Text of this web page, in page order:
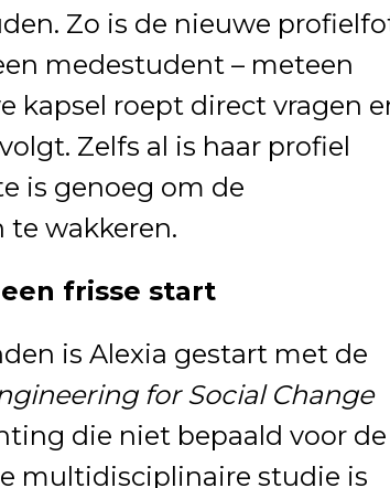
Zo is de nieuwe
medestudent – meteen
kapsel roept direct vragen
Zelfs al is haar profiel
is genoeg om de
wakkeren.
frisse start
is Alexia gestart met de
for Social Change
die niet bepaald voor de
multidisciplinaire studie is